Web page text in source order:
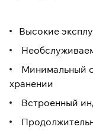
Высокие
Минимальный
хранении
Встроенный